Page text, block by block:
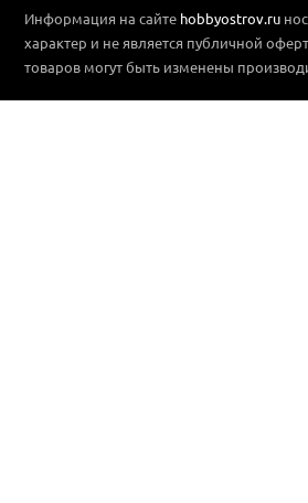
Информация на сайте hobbyostrov.ru
характер и не является публичной
товаров могут быть изменены